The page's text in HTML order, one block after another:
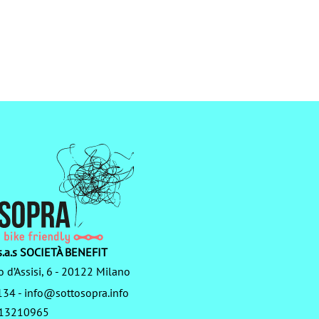
SOCIETÀ BENEFIT
d’Assisi, 6 - 20122 Milano
- info@sottosopra.info